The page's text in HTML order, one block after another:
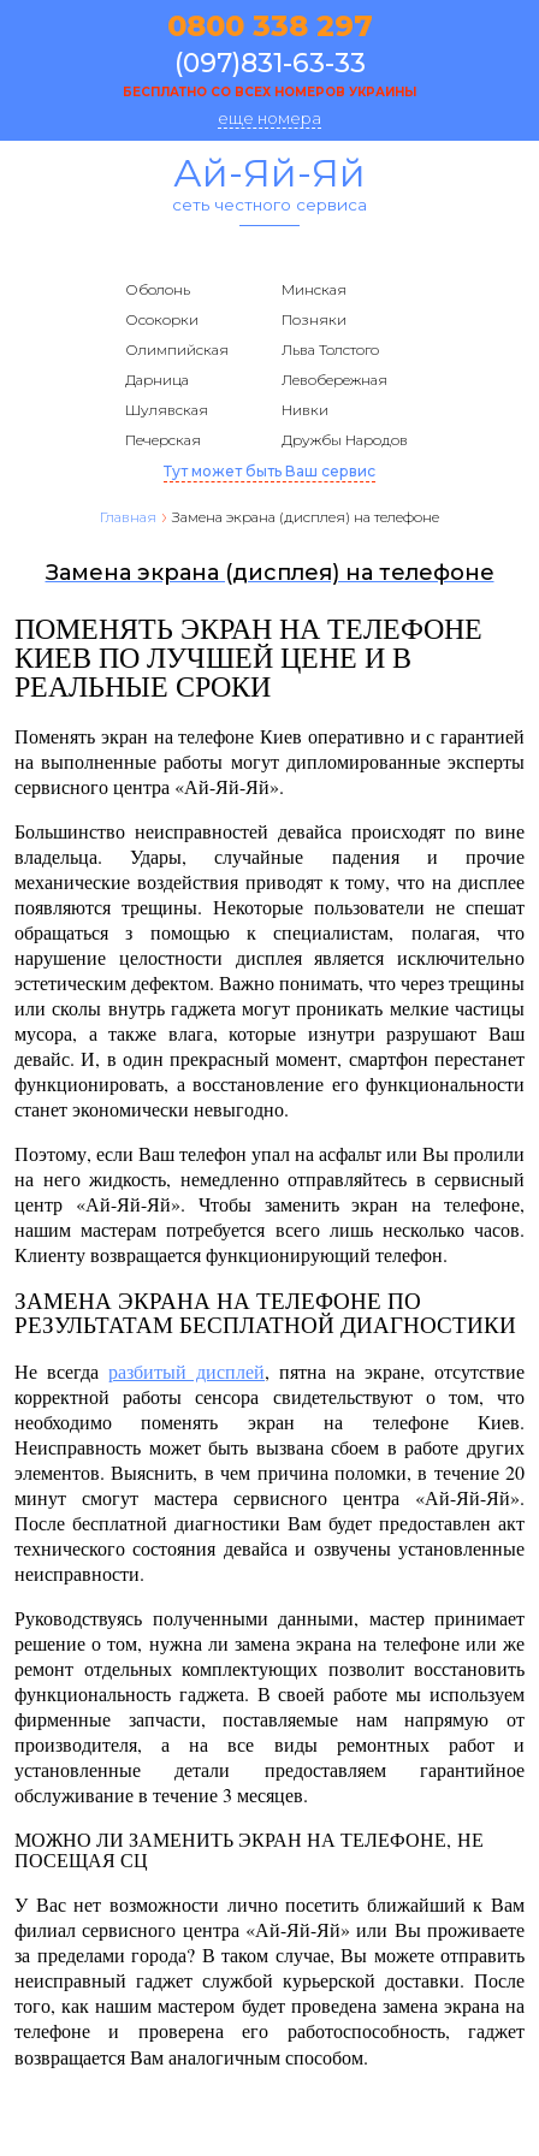
0800 338 297
(097)831-63-33
БЕСПЛАТНО СО ВСЕХ НОМЕРОВ УКРАИНЫ
еще номера
Ай-Яй-Яй
сеть честного сервиса
Оболонь
Минская
Осокорки
Позняки
Олимпийская
Льва Толстого
Дарница
Левобережная
Шулявская
Нивки
Печерская
Дружбы Народов
Тут может быть Ваш сервис
Главная Замена экрана (дисплея) на телефоне
Замена экрана (дисплея) на телефоне
ПОМЕНЯТЬ ЭКРАН НА ТЕЛЕФОНЕ
КИЕВ ПО ЛУЧШЕЙ ЦЕНЕ И В
РЕАЛЬНЫЕ СРОКИ
Поменять экран на телефоне Киев оперативно и с гарантией
на выполненные работы могут дипломированные эксперты
сервисного центра «Ай-Яй-Яй».
Большинство неисправностей девайса происходят по вине
владельца. Удары, случайные падения и прочие
механические воздействия приводят к тому, что на дисплее
появляются трещины. Некоторые пользователи не спешат
обращаться з помощью к специалистам, полагая, что
нарушение целостности дисплея является исключительно
эстетическим дефектом. Важно понимать, что через трещины
или сколы внутрь гаджета могут проникать мелкие частицы
мусора, а также влага, которые изнутри разрушают Ваш
девайс. И, в один прекрасный момент, смартфон перестанет
функционировать, а восстановление его функциональности
станет экономически невыгодно.
Поэтому, если Ваш телефон упал на асфальт или Вы пролили
на него жидкость, немедленно отправляйтесь в сервисный
центр «Ай-Яй-Яй». Чтобы заменить экран на телефоне,
нашим мастерам потребуется всего лишь несколько часов.
Клиенту возвращается функционирующий телефон.
ЗАМЕНА ЭКРАНА НА ТЕЛЕФОНЕ ПО
РЕЗУЛЬТАТАМ БЕСПЛАТНОЙ ДИАГНОСТИКИ
Не всегда разбитый дисплей, пятна на экране, отсутствие
корректной работы сенсора свидетельствуют о том, что
необходимопоменять экран на телефоне Киев.
Неисправность может быть вызвана сбоем в работе других
элементов. Выяснить, в чем причина поломки, в течение 20
минут смогут мастера сервисного центра «Ай-Яй-Яй».
После бесплатной диагностики Вам будет предоставлен акт
технического состояния девайса и озвучены установленные
неисправности.
Руководствуясь полученными данными, мастер принимает
решение о том, нужна ли замена экрана на телефонеили же
ремонт отдельных комплектующих позволит восстановить
функциональность гаджета. В своей работе мы используем
фирменные запчасти, поставляемые нам напрямую от
производителя, а на все виды ремонтных работ и
установленные детали предоставляем гарантийное
обслуживание в течение 3 месяцев.
МОЖНО ЛИ ЗАМЕНИТЬ ЭКРАН НА ТЕЛЕФОНЕ, НЕ
ПОСЕЩАЯ СЦ
У Вас нет возможности лично посетить ближайший к Вам
филиал сервисного центра «Ай-Яй-Яй» или Вы проживаете
за пределами города? В таком случае, Вы можете отправить
неисправный гаджет службой курьерской доставки. После
того, как нашим мастером будет проведена замена экрана на
телефоне и проверена его работоспособность, гаджет
возвращается Вам аналогичным способом.